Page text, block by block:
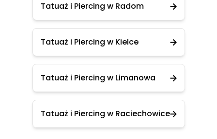
Tatuaż i Piercing w Radom
Tatuaż i Piercing w Kielce
Tatuaż i Piercing w Limanowa
Tatuaż i Piercing w Raciechowice